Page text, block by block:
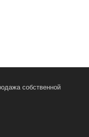
собственной